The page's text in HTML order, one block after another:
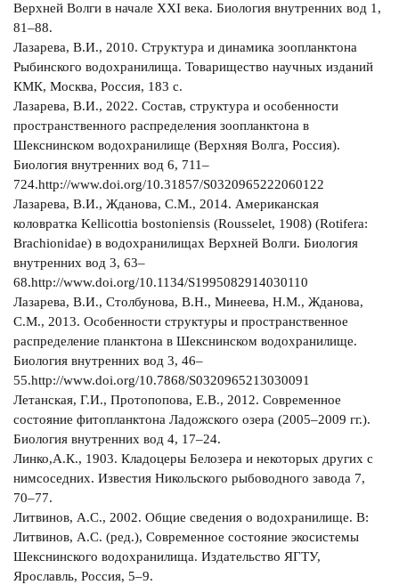
Верхней Волги в начале XXI века. Биология внутренних вод 1,
81–88.
Лазарева, В.И., 2010. Структура и динамика зоопланктона
Рыбинского водохранилища. Товарищество научных изданий
КМК, Москва, Россия, 183 с.
Лазарева, В.И., 2022. Состав, структура и особенности
пространственного распределения зоопланктона в
Шекснинском водохранилище (Верхняя Волга, Россия).
Биология внутренних вод 6, 711–
724.http://www.doi.org/10.31857/S0320965222060122
Лазарева, В.И., Жданова, С.М., 2014. Американская
коловратка Kellicottia bostoniensis (Rousselet, 1908) (Rotifera:
Brachionidae) в водохранилищах Верхней Волги. Биология
внутренних вод 3, 63–
68.http://www.doi.org/10.1134/S1995082914030110
Лазарева, В.И., Столбунова, В.Н., Минеева, Н.М., Жданова,
С.М., 2013. Особенности структуры и пространственное
распределение планктона в Шекснинском водохранилище.
Биология внутренних вод 3, 46–
55.http://www.doi.org/10.7868/S0320965213030091
Летанская, Г.И., Протопопова, Е.В., 2012. Современное
состояние фитопланктона Ладожского озера (2005–2009 гг.).
Биология внутренних вод 4, 17–24.
Линко,А.К., 1903. Кладоцеры Белозера и некоторых других с
нимсоседних. Известия Никольского рыбоводного завода 7,
70–77.
Литвинов, А.С., 2002. Общие сведения о водохранилище. В:
Литвинов, А.С. (ред.), Современное состояние экосистемы
Шекснинского водохранилища. Издательство ЯГТУ,
Ярославль, Россия, 5–9.